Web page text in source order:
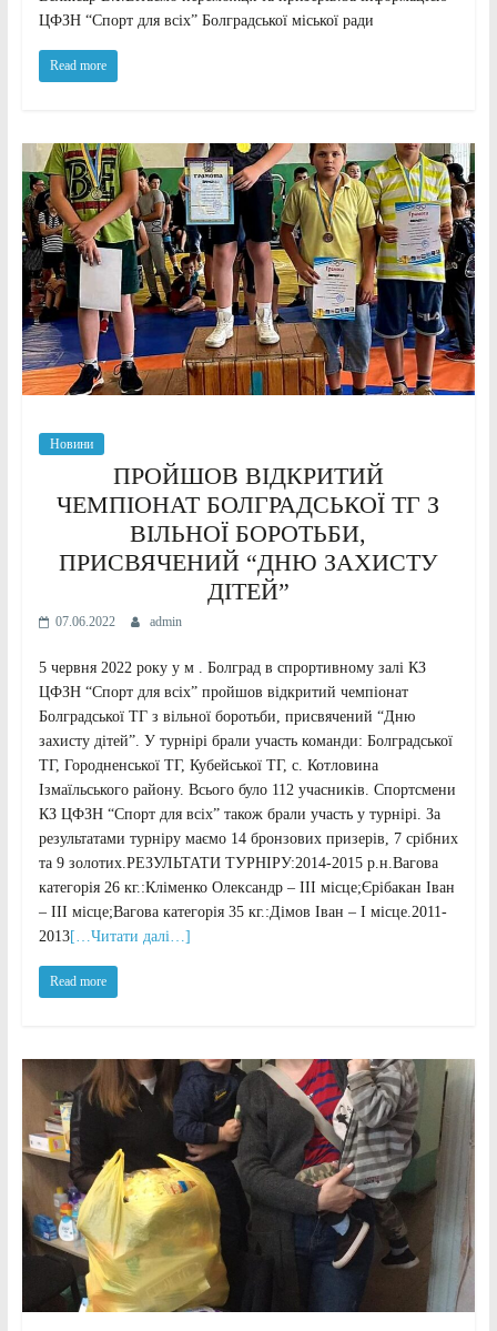
ЦФЗН “Спорт для всіх” Болградської міської ради
Read more
Новини
ПРОЙШОВ ВІДКРИТИЙ
ЧЕМПІОНАТ БОЛГРАДСЬКОЇ ТГ З
ВІЛЬНОЇ БОРОТЬБИ,
ПРИСВЯЧЕНИЙ “ДНЮ ЗАХИСТУ
ДІТЕЙ”
07.06.2022 admin
5 червня 2022 року у м . Болград в спрортивному залі КЗ
ЦФЗН “Спорт для всіх” пройшов відкритий чемпіонат
Болградської ТГ з вільної боротьби, присвячений “Дню
захисту дітей”. У турнірі брали участь команди: Болградської
ТГ, Городненської ТГ, Кубейської ТГ, с. Котловина
Ізмаїльського району. Всього було 112 учасників. Спортсмени
КЗ ЦФЗН “Спорт для всіх” також брали участь у турнірі. За
результатами турніру маємо 14 бронзових призерів, 7 срібних
та 9 золотих.РЕЗУЛЬТАТИ ТУРНІРУ:2014-2015 р.н.Вагова
категорія 26 кг.:Кліменко Олександр – ІІІ місце;Єрібакан Іван
– ІІІ місце;Вагова категорія 35 кг.:Дімов Іван – І місце.2011-
2013[…Читати далі…]
Read more